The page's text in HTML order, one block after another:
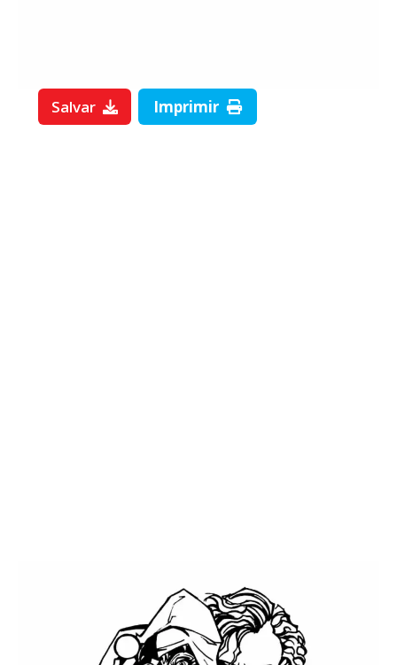
Salvar Imprimir